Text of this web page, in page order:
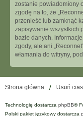
zostanie powiadomiony
zgodę na to, że
przenieść lub zamknąć
zapisywanie wszystkich
bazie danych.
zgody, ale ani
włamania do witryny,
Strona główna Usuń
Technologię dostarcza phpBB®
Polski pakiet językowy dostarcza